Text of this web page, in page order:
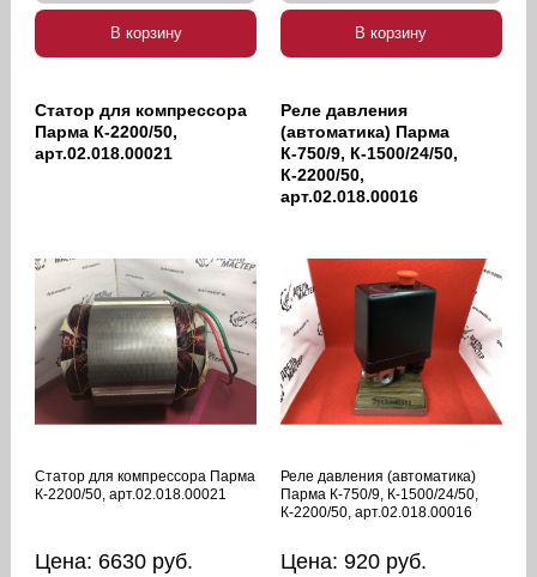
В корзину В корзину
Статор для компрессора
Парма К-2200/50,
арт.02.018.00021
Статор для компрессора Парма
К-2200/50, арт.02.018.00021
Цена: 6630 руб.
Реле давления
(автоматика) Парма
К-750/9, К-1500/24/50,
К-2200/50,
арт.02.018.00016
Реле давления (автоматика)
Парма К-750/9, К-1500/24/50,
К-2200/50, арт.02.018.00016
Цена: 920 руб.